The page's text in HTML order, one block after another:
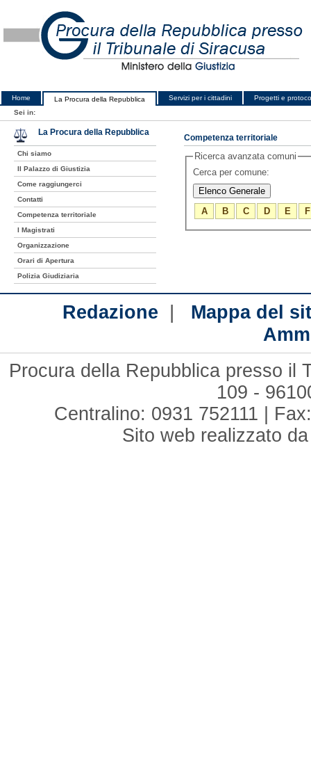
Home La Procura della Repubblica Servizi per i cittadini
Progetti e
Sei in:
Competenza territoriale
Ricerca avanzata comuni
Cerca per comune:
A B C D E F
La Procura della Repubblica
Chi siamo
Il Palazzo di Giustizia
Come raggiungerci
Contatti
Competenza territoriale
I Magistrati
Organizzazione
Orari di Apertura
Polizia Giudiziaria
Redazione | Mappa del
Procura della Repubblica presso il
109 -
Centralino: 0931 752111 |
Sito web realizzato